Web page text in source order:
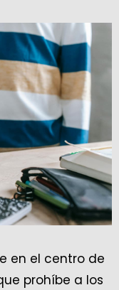
en el centro de
prohíbe a los